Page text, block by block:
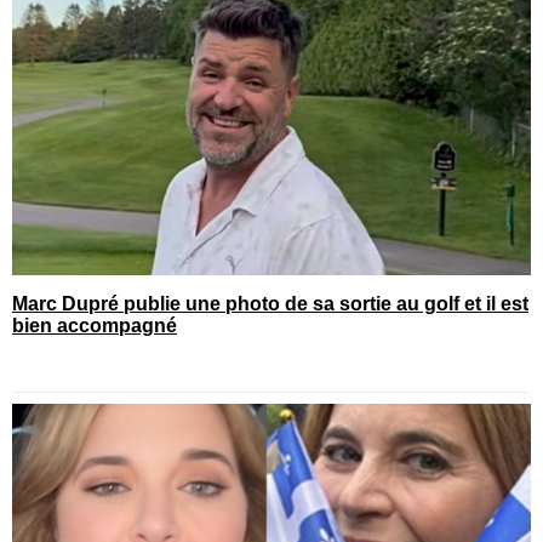
Marc Dupré publie une photo de sa sortie au golf et il est
bien accompagné